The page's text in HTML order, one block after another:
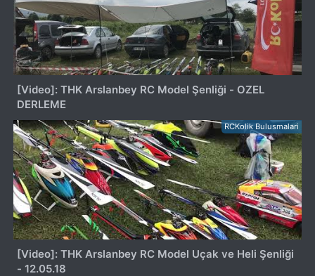
[Video]: THK Arslanbey RC Model Şenliği - OZEL
DERLEME
RCKolik Bulusmalari
[Video]: THK Arslanbey RC Model Uçak ve Heli Şenliği
- 12.05.18